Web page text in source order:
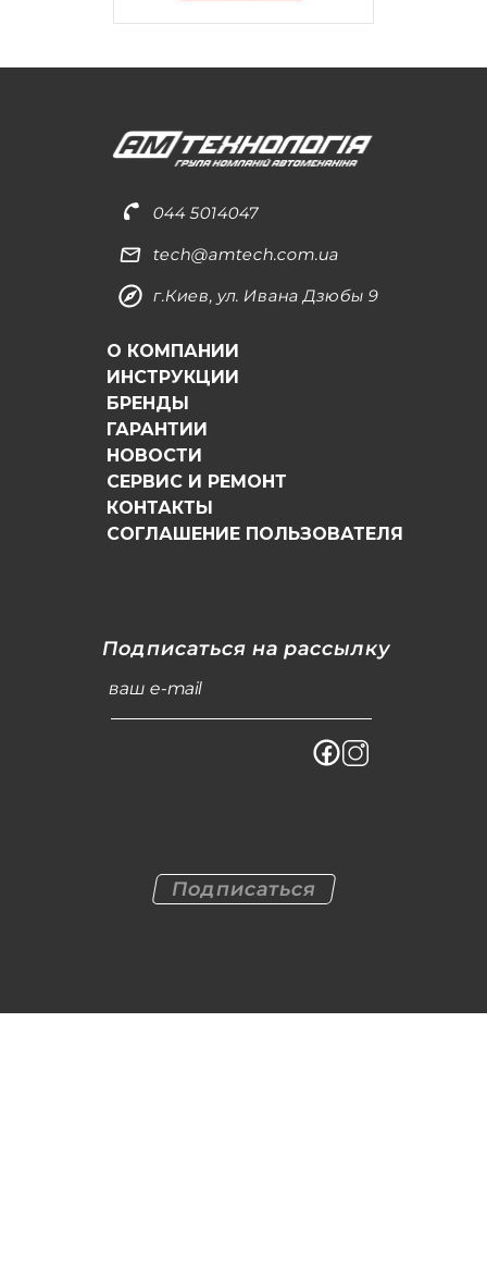
044 5014047
tech@amtech.com.ua
г.Киев, ул. Ивана Дзюбы 9
О КОМПАНИИ
ИНСТРУКЦИИ
БРЕНДЫ
ГАРАНТИИ
НОВОСТИ
СЕРВИС И РЕМОНТ
КОНТАКТЫ
СОГЛАШЕНИЕ ПОЛЬЗОВАТЕЛЯ
Подписаться на рассылку
ваш e-mail
Подписаться